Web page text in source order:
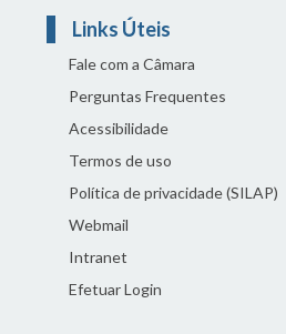
Links Úteis
Fale com a Câmara
Perguntas Frequentes
Acessibilidade
Termos de uso
Política de privacidade (SILAP)
Webmail
Intranet
Efetuar Login